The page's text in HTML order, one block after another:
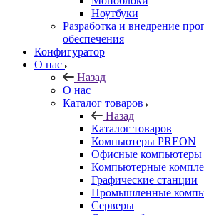
Ноутбуки
Разработка и внедрение
обеспечения
Конфигуратор
О нас
Назад
О нас
Каталог товаров
Назад
Каталог товаров
Компьютеры PREON
Офисные компьютеры
Компьютерные
Графические станции
Промышленные
Серверы